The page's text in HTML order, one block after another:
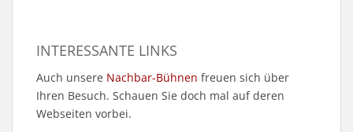
INTERESSANTE LINKS
Auch unsere Nachbar-Bühnen freuen sich über
Ihren Besuch. Schauen Sie doch mal auf deren
Webseiten vorbei.